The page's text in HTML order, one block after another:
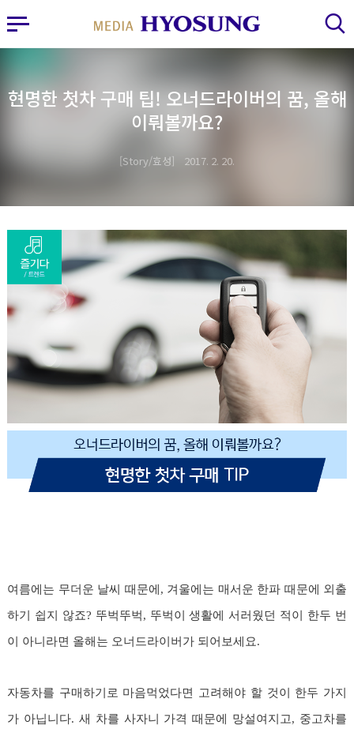
MY FRIEND HYOSUNG
사이드바 열기 검색 레이어 열기
현명한 첫차 구매 팁! 오너드라이버의 꿈, 올해
이뤄볼까요?
Story/효성 2017. 2. 20.
여름에는 무더운 날씨 때문에, 겨울에는 매서운 한파 때문에 외출
하기 쉽지 않죠? 뚜벅뚜벅, 뚜벅이 생활에 서러웠던 적이 한두 번
이 아니라면 올해는 오너드라이버가 되어보세요.
자동차를 구매하기로 마음먹었다면 고려해야 할 것이 한두 가지
가 아닙니다. 새 차를 사자니 가격 때문에 망설여지고, 중고차를